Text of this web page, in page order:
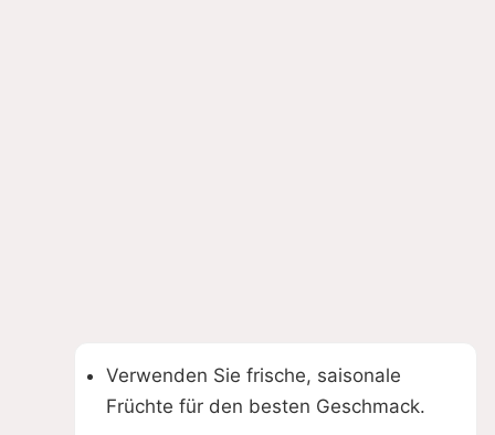
Verwenden Sie frische, saisonale
Früchte für den besten Geschmack.